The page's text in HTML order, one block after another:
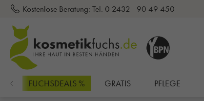
springen
Kostenlose Beratung: Tel. 0 2432 - 90 49 450
FUCHSDEALS % GRATIS PFLEGE